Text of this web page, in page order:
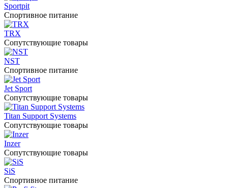
Sportpit
Спортивное питание
TRX
Сопутствующие товары
NST
Спортивное питание
Jet Sport
Сопутствующие товары
Titan Support Systems
Сопутствующие товары
Inzer
Сопутствующие товары
SiS
Спортивное питание